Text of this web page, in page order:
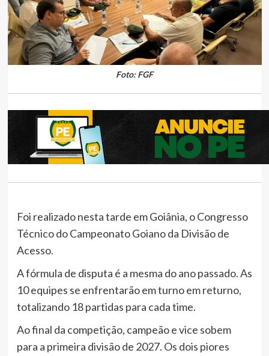
Foto: FGF
Foi realizado nesta tarde em Goiânia, o Congresso
Técnico do Campeonato Goiano da Divisão de
Acesso.
A fórmula de disputa é a mesma do ano passado. As
10 equipes se enfrentarão em turno em returno,
totalizando 18 partidas para cada time.
Ao final da competição, campeão e vice sobem
para a primeira divisão de 2027. Os dois piores